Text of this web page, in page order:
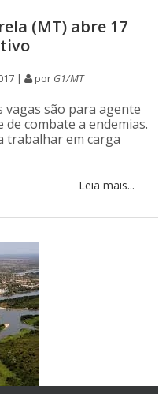
(MT) abre 17
| por G1/MT
vagas são para agente
combate a endemias.
trabalhar em carga
Leia mais...